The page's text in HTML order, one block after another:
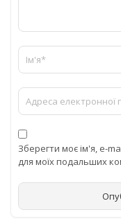
Зберегти моє ім'я, e-
для моїх подальших